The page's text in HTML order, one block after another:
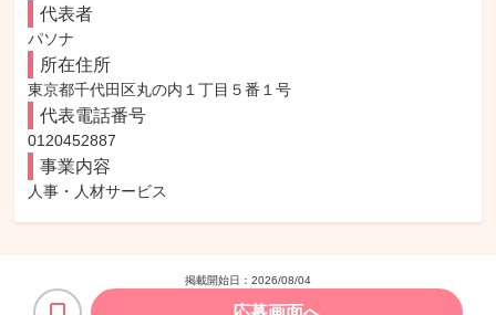
代表者
パソナ
所在住所
東京都千代田区丸の内１丁目５番１号
代表電話番号
0120452887
事業内容
人事・人材サービス
掲載開始日： 2026/08/04